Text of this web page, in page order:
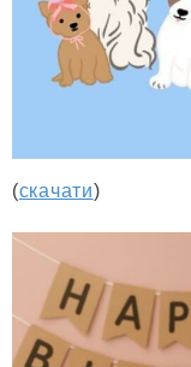
(скачати)